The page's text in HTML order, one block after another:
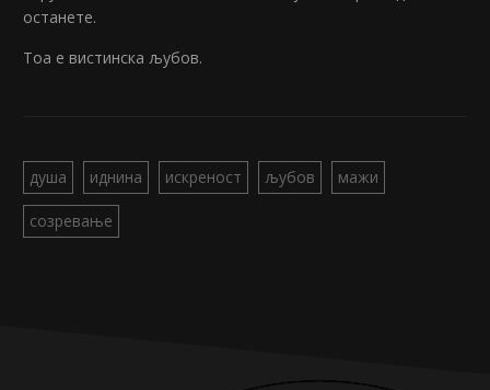
останете.
Тоа е вистинска љубов.
душа иднина искреност љубов мажи
созревање